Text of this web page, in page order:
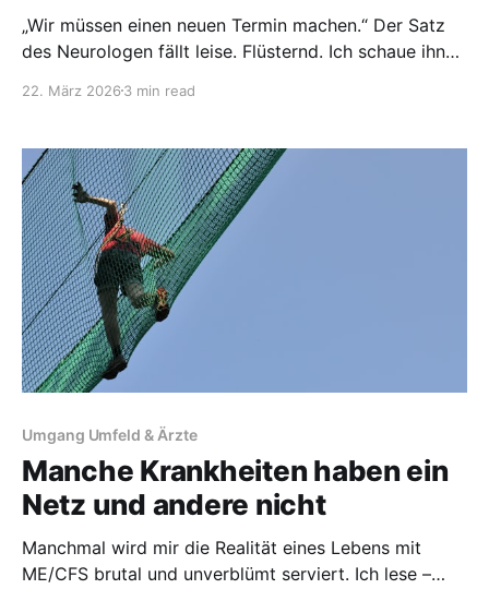
„Wir müssen einen neuen Termin machen.“ Der Satz
des Neurologen fällt leise. Flüsternd. Ich schaue ihn
zusammenzieht. Meine Augen füllen sich mit Tränen.
weil etwas Unvorhergesehenes passiert ist. Sondern
weil ich merke, wie viel
22. März 2026 3 min read
Umgang Umfeld & Ärzte
Manche Krankheiten haben ein
Netz und andere nicht
Manchmal wird mir die Realität eines Lebens mit
ME/CFS brutal und unverblümt serviert. Ich lese –